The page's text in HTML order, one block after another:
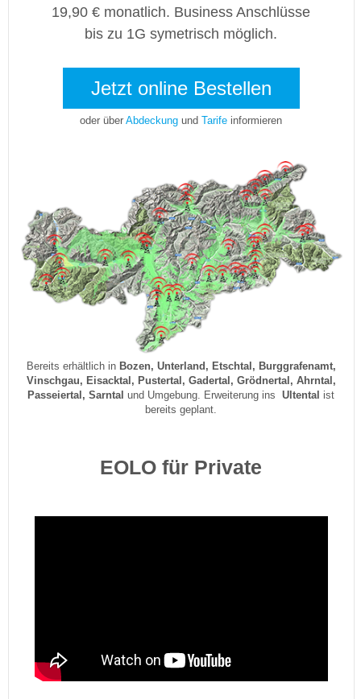
19,90 € monatlich. Business Anschlüsse
bis zu 1G symetrisch möglich.
Jetzt online Bestellen
oder überAbdeckung undTarife informieren
Bereits erhältlich in Bozen, Unterland, Etschtal, Burggrafenamt,
Vinschgau, Eisacktal, Pustertal, Gadertal, Grödnertal, Ahrntal,
Passeiertal, Sarntal und Umgebung. Erweiterung ins Ultental ist
bereits geplant.
EOLO für Private